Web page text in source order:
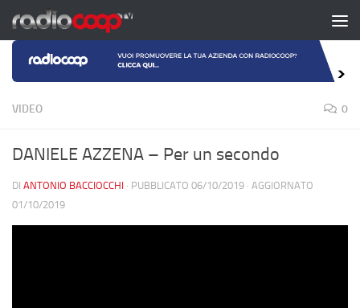
Salta al contenuto
VIDEO 0
DANIELE AZZENA – Per un secondo
DI ANTONIO BACCIOCCHI · PUBBLICATO 06/10/2019 · AGGIORNATO
01/10/2019